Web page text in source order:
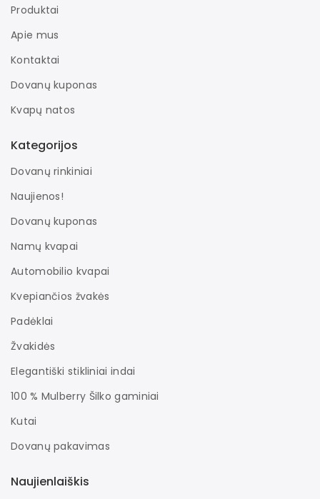
Produktai
Apie mus
Kontaktai
Dovanų kuponas
Kvapų natos
Kategorijos
Dovanų rinkiniai
Naujienos!
Dovanų kuponas
Namų kvapai
Automobilio kvapai
Kvepiančios žvakės
Padėklai
Žvakidės
Elegantiški stikliniai indai
100 % Mulberry Šilko gaminiai
Kutai
Dovanų pakavimas
Naujienlaiškis